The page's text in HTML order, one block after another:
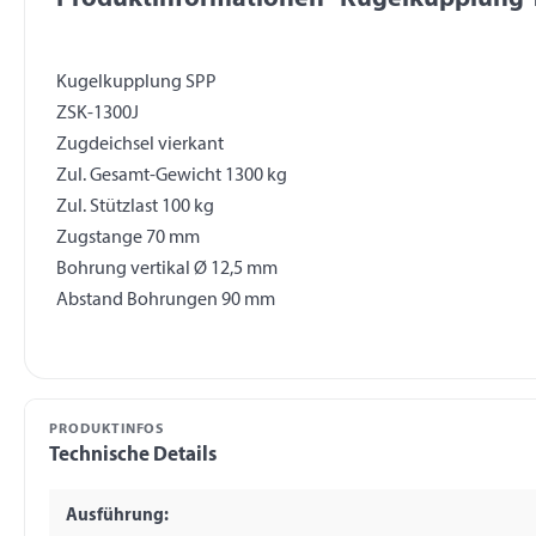
Kugelkupplung SPP
ZSK-1300J
Zugdeichsel vierkant
Zul. Gesamt-Gewicht 1300 kg
Zul. Stützlast 100 kg
Zugstange 70 mm
Bohrung vertikal Ø 12,5 mm
Abstand Bohrungen 90 mm
PRODUKTINFOS
Technische Details
Ausführung: